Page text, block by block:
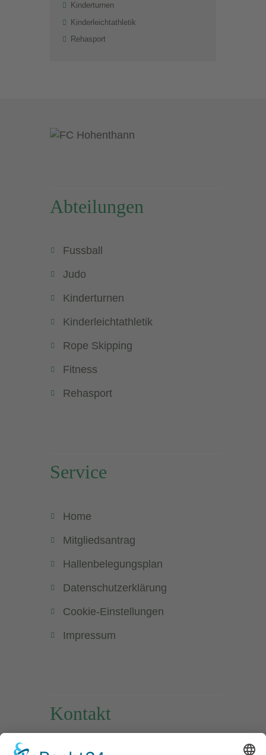
Kinderturnen
Kinderleichtathletik
Rehasport
Abteilungen
Fussball
Judo
Kinderturnen
Kinderleichtathletik
Rope Skipping
Fitness
Rehasport
Service
Home
Mitgliedsantrag
Hallenbelegungsplan
Datenschutzerklärung
Cookie-Einstellungen
Impressum
Kontakt